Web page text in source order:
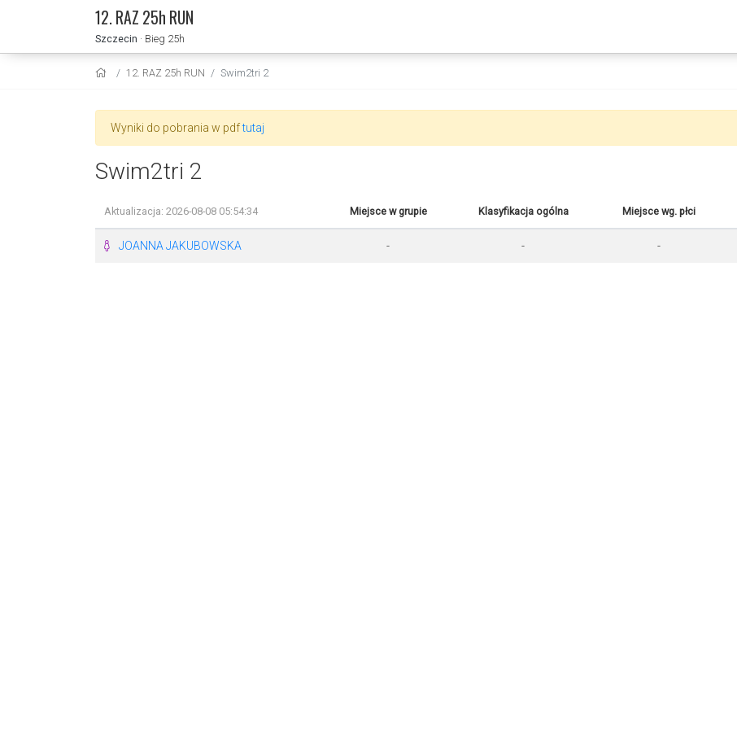
12. RAZ 25h RUN
Szczecin · Bieg 25h
12. RAZ 25h RUN Swim2tri 2
Wyniki do pobrania w pdftutaj
Swim2tri 2
Aktualizacja: 2026-08-08 05:54:34 Miejsce w grupie Klasyfikacja ogólna Miejsce wg. płci
JOANNA JAKUBOWSKA - - -